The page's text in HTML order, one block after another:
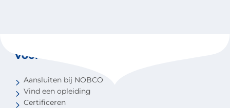
Voor coaches
Aansluiten bij NOBCO
Vind een opleiding
Certificeren